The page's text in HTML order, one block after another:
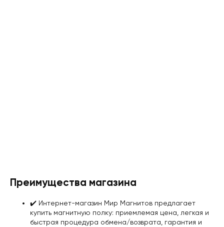
Преимущества магазина
✔️️ Интернет-магазин Мир Магнитов предлагает
купить магнитную полку: приемлемая цена, легкая и
быстрая процедура обмена/возврата, гарантия и